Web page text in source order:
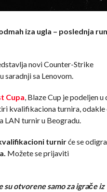
iza ugla – poslednja
novi Counter-Strike
saradnji sa Lenovom.
Cupa , Blaze Cup je podeljen u
kvalifikaciona turnira, odakle
LAN turnir u Beogradu.
turnirće se
Možete se prijaviti
otvorene samo za igrače iz